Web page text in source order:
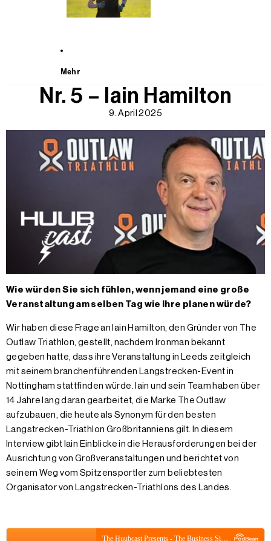
Mehr
Nr. 5 – Iain Hamilton
9. April 2025
Wie würden Sie sich fühlen, wenn jemand eine große
Veranstaltung am selben Tag wie Ihre planen würde?
Wir haben diese Frage an Iain Hamilton, den Gründer von The
Outlaw Triathlon, gestellt, nachdem Ironman bekannt
gegeben hatte, dass ihre Veranstaltung in Leeds zeitgleich
mit seinem branchenführenden Langstrecken-Event in
Nottingham stattfinden würde. Iain und sein Team haben über
14 Jahre lang daran gearbeitet, die Marke The Outlaw
aufzubauen, die heute als Synonym für den besten
Langstrecken-Triathlon Großbritanniens gilt. In diesem
Interview gibt Iain Einblicke in die Herausforderungen bei der
Ausrichtung von Großveranstaltungen und berichtet von
seinem Weg vom Spitzensportler zum beliebtesten
Organisator von Langstrecken-Triathlons des Landes.